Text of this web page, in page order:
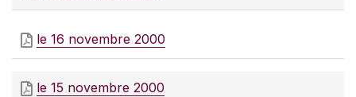
le 16 novembre 2000
le 15 novembre 2000